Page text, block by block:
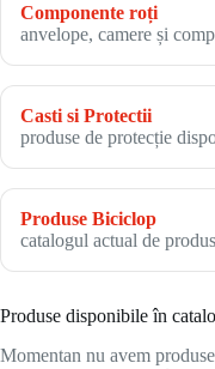
Componente roți
anvelope, camere și
Casti si Protectii
produse de protecție
Produse Biciclop
catalogul actual de
Produse disponibile în
Momentan nu avem